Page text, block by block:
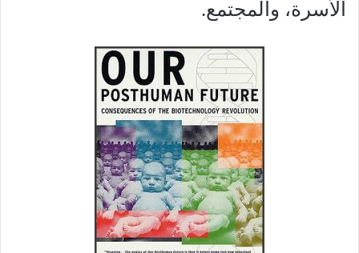
الأسرة، والمجتمع.